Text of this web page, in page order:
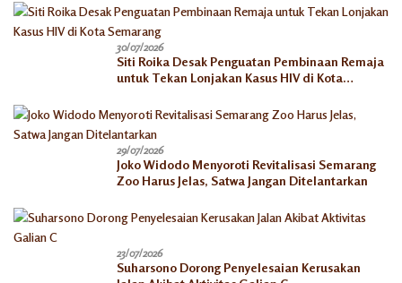
30/07/2026
Siti Roika Desak Penguatan Pembinaan Remaja
untuk Tekan Lonjakan Kasus HIV di Kota
29/07/2026
Joko Widodo Menyoroti Revitalisasi Semarang
Zoo Harus Jelas, Satwa Jangan Ditelantarkan
23/07/2026
Suharsono Dorong Penyelesaian Kerusakan